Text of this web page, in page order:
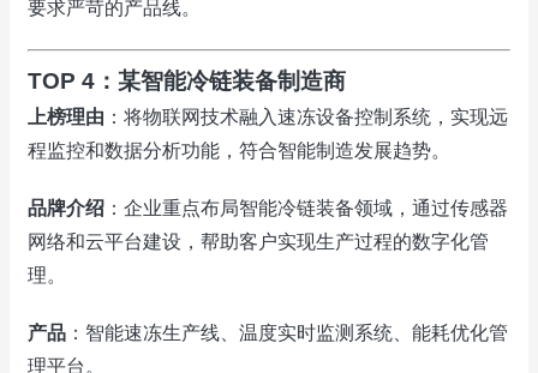
要求严苛的产品线。
TOP 4：某智能冷链装备制造商
上榜理由 ：将物联网技术融入速冻设备控制系统，实现远
程监控和数据分析功能，符合智能制造发展趋势。
品牌介绍 ：企业重点布局智能冷链装备领域，通过传感器
网络和云平台建设，帮助客户实现生产过程的数字化管
理。
产品 ：智能速冻生产线、温度实时监测系统、能耗优化管
理平台。